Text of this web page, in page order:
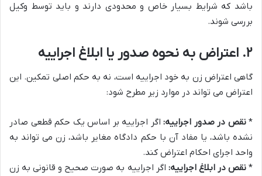
باشد که شرایط بسیار خاص و محدودی دارند و باید توسط وکیل
بررسی شوند.
۲. اعتراض به نحوه صدور یا ابلاغ اجراییه
گاهی اعتراض زن به خود اجراییه است، نه به حکم اصلی تمکین. این
اعتراض می تواند در موارد زیر مطرح شود:
*نقص در صدور اجراییه: اگر اجراییه بر اساس یک حکم قطعی صادر
نشده باشد، یا مفاد آن با حکم دادگاه مغایر باشد، زن می تواند به
واحد اجرای احکام اعتراض کند.
*نقص در ابلاغ اجراییه: اگر اجراییه به صورت صحیح و قانونی به زن